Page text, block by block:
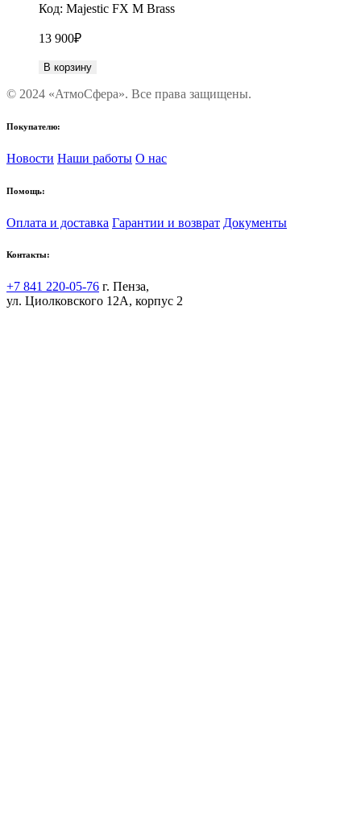
Код: Majestic FX M Brass
13 900₽
В корзину
© 2024 «АтмоСфера». Все права защищены.
Покупателю:
Новости Наши работы О нас
Помощь:
Оплата и доставка Гарантии и возврат Документы
Контакты:
+7 841 220-05-76 г. Пенза,
ул. Циолковского 12А, корпус 2